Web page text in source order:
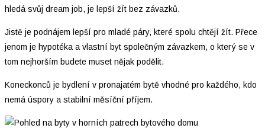
hledá svůj dream job, je lepší žít bez závazků.
Jistě je podnájem lepší pro mladé páry, které spolu chtějí žít. Přece
jenom je hypotéka a vlastní byt společným závazkem, o který se v
tom nejhorším budete muset nějak podělit.
Koneckonců je bydlení v pronajatém bytě vhodné pro každého, kdo
nemá úspory a stabilní měsíční příjem.